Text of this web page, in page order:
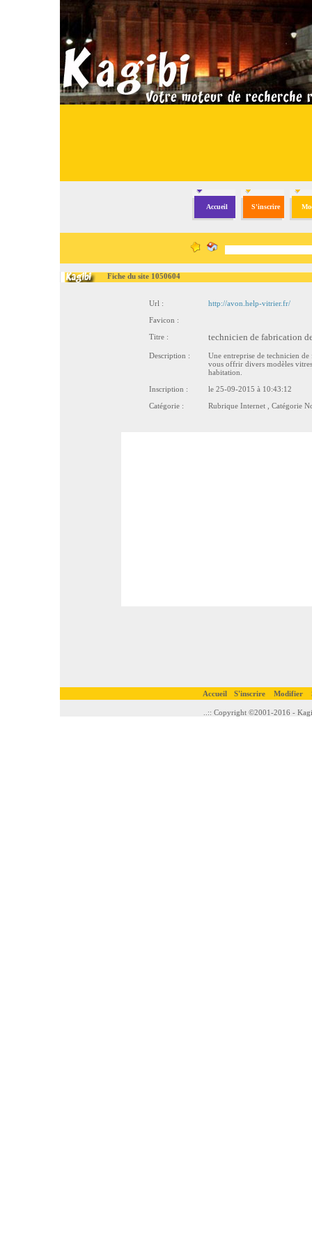
Accueil S'inscrire
Fiche du site 1050604
Url :
http://avon.help-vitrier.fr/
Favicon :
Titre :
technicien de fabrication
Description :
Une entreprise de technicien
vous offrir divers modèles
habitation.
Inscription :
le 25-09-2015 à 10:43:12
Catégorie :
Rubrique Internet, Catégorie
Accueil S'inscrire Modifier
..:: Copyright ©2001-2016 -